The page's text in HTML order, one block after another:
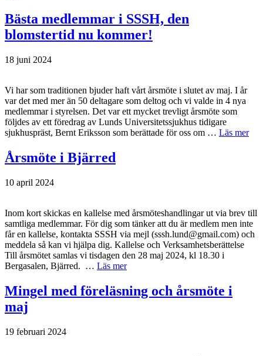
Bästa medlemmar i SSSH, den
blomstertid nu kommer!
18 juni 2024
Vi har som traditionen bjuder haft vårt årsmöte i slutet av maj. I år
var det med mer än 50 deltagare som deltog och vi valde in 4 nya
medlemmar i styrelsen. Det var ett mycket trevligt årsmöte som
följdes av ett föredrag av Lunds Universitetssjukhus tidigare
sjukhuspräst, Bernt Eriksson som berättade för oss om … Läs mer
Årsmöte i Bjärred
10 april 2024
Inom kort skickas en kallelse med årsmöteshandlingar ut via brev till
samtliga medlemmar. För dig som tänker att du är medlem men inte
får en kallelse, kontakta SSSH via mejl (sssh.lund@gmail.com) och
meddela så kan vi hjälpa dig. Kallelse och Verksamhetsberättelse
Till årsmötet samlas vi tisdagen den 28 maj 2024, kl 18.30 i
Bergasalen, Bjärred. … Läs mer
Mingel med föreläsning och årsmöte i
maj
19 februari 2024